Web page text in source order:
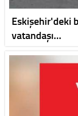
Eskişehir'deki
vatandaşı…